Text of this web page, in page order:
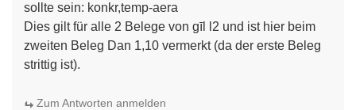
sollte sein: konkr,temp-aera
Dies gilt für alle 2 Belege von gīl l2 und ist hier beim
zweiten Beleg Dan 1,10 vermerkt (da der erste Beleg
strittig ist).
Zum Antworten anmelden